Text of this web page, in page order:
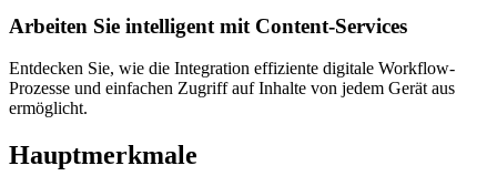
Arbeiten Sie intelligent mit Content-Services
Entdecken Sie, wie die Integration effiziente digitale Workflow-
Prozesse und einfachen Zugriff auf Inhalte von jedem Gerät aus
ermöglicht.
Hauptmerkmale